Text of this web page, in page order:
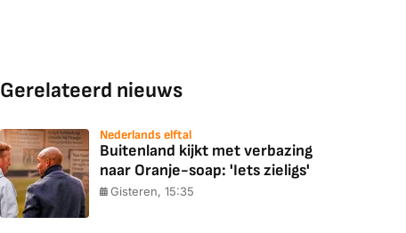
Gerelateerd nieuws
Nederlands elftal
Buitenland kijkt met verbazing
naar Oranje-soap: 'Iets zieligs'
Gisteren, 15:35